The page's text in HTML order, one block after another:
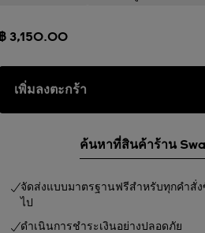
฿ 3,150.00
เพิ่มลงตะกร้า
ค้นหาที่สินค้าร้าน
จัดส่งแบบมาตรฐานฟรีสำหรับทุกคำสั่
ไป
ดำเนินการชำระเงินอย่างปลอดภัย